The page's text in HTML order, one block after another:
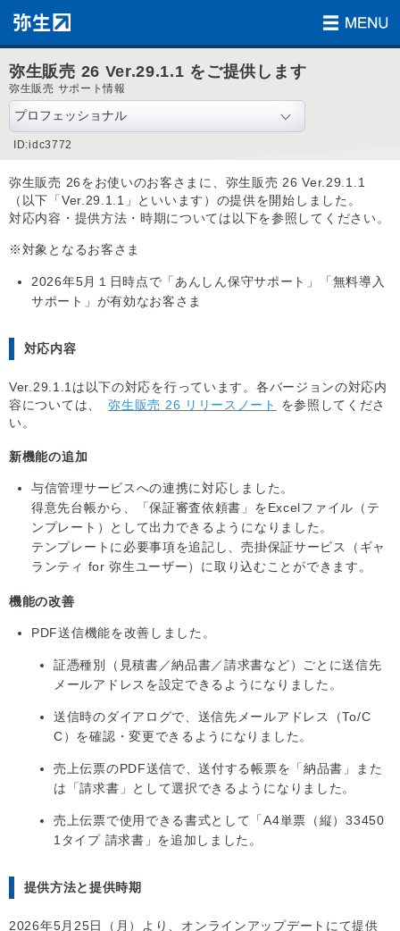
弥生販売 26 Ver.29.1.1 をご提供します
弥生販売 サポート情報
ID:idc3772
弥生販売 26をお使いのお客さまに、弥生販売 26 Ver.29.1.1
（以下「Ver.29.1.1」といいます）の提供を開始しました。
対応内容・提供方法・時期については以下を参照してください。
※対象となるお客さま
2026年5月１日時点で「あんしん保守サポート」「無料導入
サポート」が有効なお客さま
対応内容
Ver.29.1.1は以下の対応を行っています。各バージョンの対応内
容については、弥生販売 26 リリースノート
を参照してくださ
い。
新機能の追加
与信管理サービスへの連携に対応しました。
得意先台帳から、「保証審査依頼書」をExcelファイル（テ
ンプレート）として出力できるようになりました。
テンプレートに必要事項を追記し、売掛保証サービス（ギャ
ランティ for 弥生ユーザー）に取り込むことができます。
機能の改善
PDF送信機能を改善しました。
証憑種別（見積書／納品書／請求書など）ごとに送信先
メールアドレスを設定できるようになりました。
送信時のダイアログで、送信先メールアドレス（To/C
C）を確認・変更できるようになりました。
売上伝票のPDF送信で、送付する帳票を「納品書」また
は「請求書」として選択できるようになりました。
売上伝票で使用できる書式として「A4単票（縦）33450
1タイプ 請求書」を追加しました。
提供方法と提供時期
2026年5月25日（月）より、オンラインアップデートにて提供